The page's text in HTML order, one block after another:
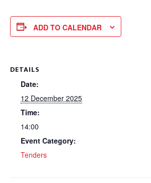
ADD TO CALENDAR
DETAILS
Date:
12 December 2025
Time:
14:00
Event Category:
Tenders